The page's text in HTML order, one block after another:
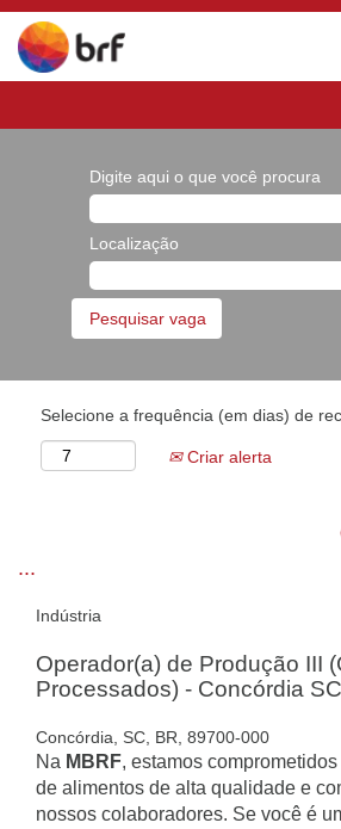
Digite aqui o que você procura
Localização
Selecione a frequência (em dias) de
Criar alerta
...
Indústria
Operador(a) de Produção III
Processados) - Concórdia SC
Concórdia, SC, BR, 89700-000
Na MBRF, estamos
de alimentos de alta qualidade e
nossos colaboradores. Se você é